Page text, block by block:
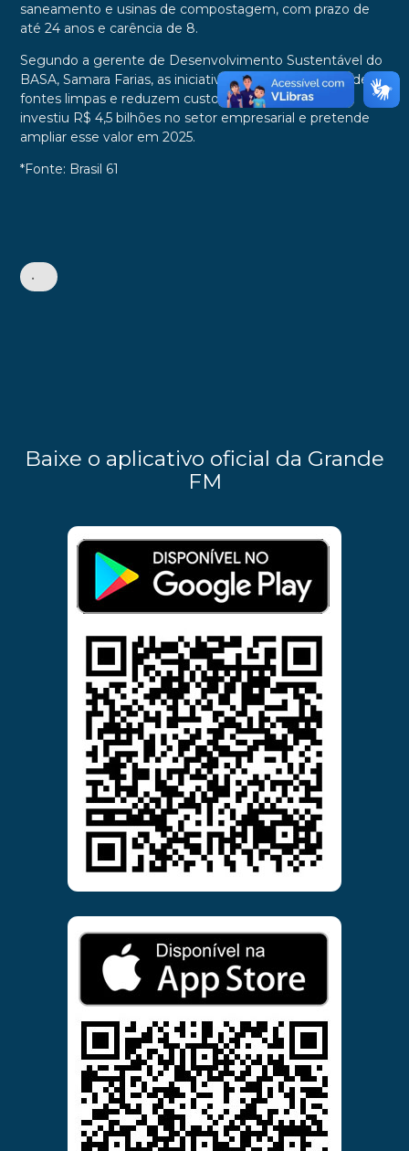
saneamento e usinas de compostagem, com prazo de
até 24 anos e carência de 8.
Segundo a gerente de Desenvolvimento Sustentável do
BASA, Samara Farias, as iniciativas promovem o uso de
fontes limpas e reduzem custos. Em 2024, o banco
investiu R$ 4,5 bilhões no setor empresarial e pretende
ampliar esse valor em 2025.
*Fonte: Brasil 61
•
Baixe o aplicativo oficial da Grande
FM